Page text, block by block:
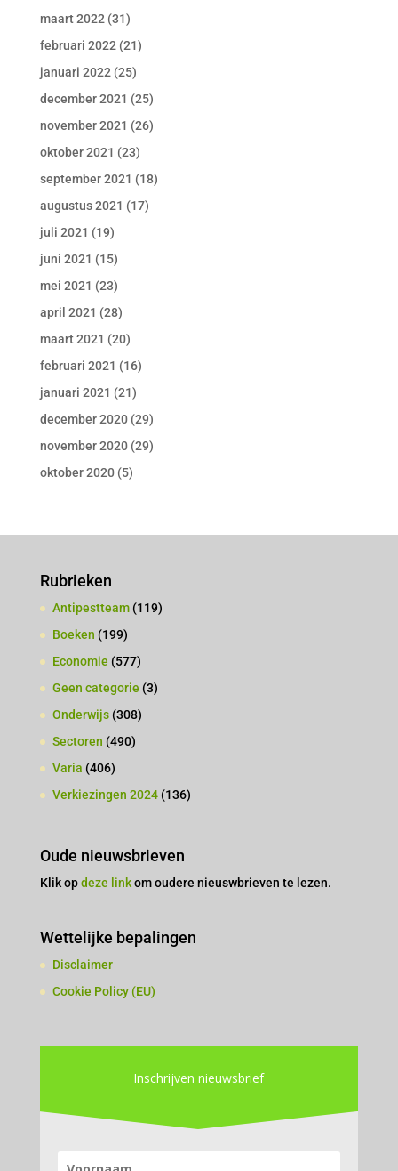
maart 2022 (31)
februari 2022 (21)
januari 2022 (25)
december 2021 (25)
november 2021 (26)
oktober 2021 (23)
september 2021 (18)
augustus 2021 (17)
juli 2021 (19)
juni 2021 (15)
mei 2021 (23)
april 2021 (28)
maart 2021 (20)
februari 2021 (16)
januari 2021 (21)
december 2020(29)
november 2020(29)
oktober 2020(5)
Rubrieken
Antipestteam(119)
Boeken (199)
Economie (577)
Geen categorie (3)
Onderwijs(308)
Sectoren (490)
Varia (406)
Verkiezingen 2024(136)
Oude nieuwsbrieven
Klik opdeze linkom oudere nieuswbrieven te lezen.
Wettelijke bepalingen
Disclaimer
Cookie Policy (EU)
Inschrijven nieuwsbrief